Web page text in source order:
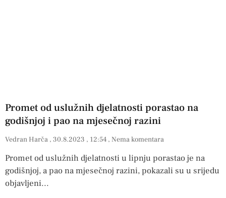
Promet od uslužnih djelatnosti porastao na
godišnjoj i pao na mjesečnoj razini
Vedran Harča 30.8.2023 12:54 Nema komentara
Promet od uslužnih djelatnosti u lipnju porastao je na
godišnjoj, a pao na mjesečnoj razini, pokazali su u srijedu
objavljeni